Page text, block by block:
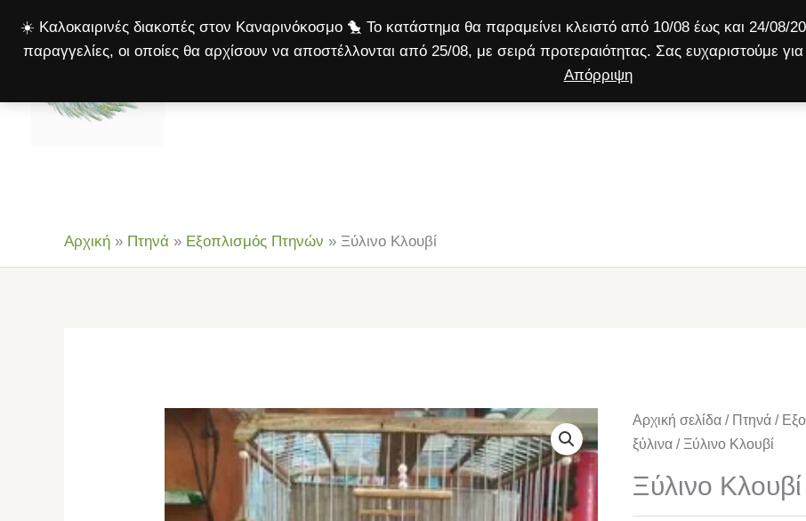
☀️ Καλοκαιρινές διακοπές στον Καναρινόκοσμο 🐤 Το κατάστημα θα παραμείνει κλειστό από 10/08 έως και 24/08/
παραγγελίες, οι οποίες θα αρχίσουν να αποστέλλονται από 25/08, με σειρά προτεραιότητας. Σας ευχαριστούμε
Απόρριψη
περιεχόμενο
Μικρό ζώο
Αρχική » Πτηνά » Εξοπλισμός Πτηνών » Ξύλινο Κλουβί
Αρχική σελίδα/ Πτηνά/
ξύλινα/ Ξύλινο Κλουβί
Ξύλινο Κλουβί
Ξύλινο
Κλουβί